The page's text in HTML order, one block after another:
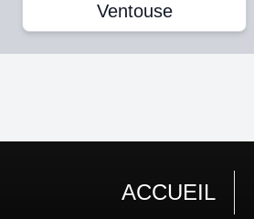
Ventouse
ACCUEIL